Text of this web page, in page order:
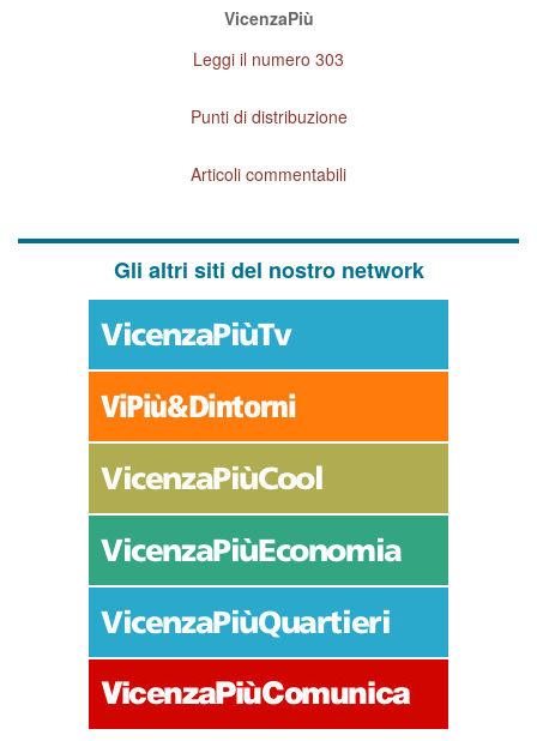
VicenzaPiù
Leggi il numero 303
Punti di distribuzione
Articoli commentabili
Gli altri siti del nostro network